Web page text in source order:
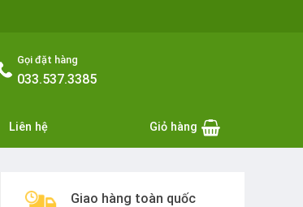
Gọi đặt hàng
033.537.3385
Liên hệ Giỏ hàng
Giao hàng toàn quốc